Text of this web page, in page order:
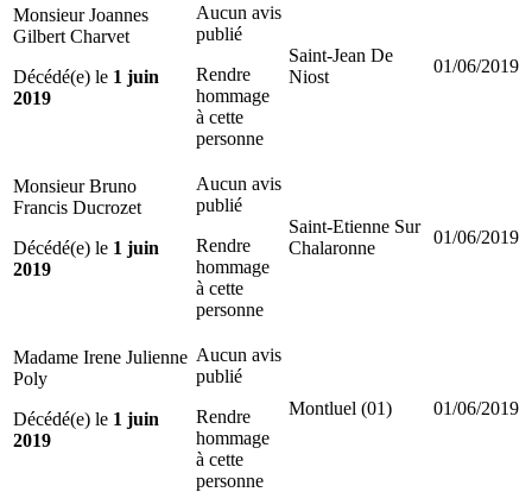
Monsieur Joannes
Gilbert Charvet
Décédé(e) le 1 juin
2019
Aucun avis
publié
Rendre
hommage
à cette
personne
Saint-Jean De
Niost
01/06/2019
Monsieur Bruno
Francis Ducrozet
Décédé(e) le 1 juin
2019
Aucun avis
publié
Rendre
hommage
à cette
personne
Saint-Etienne Sur
Chalaronne
01/06/2019
Madame Irene Julienne
Poly
Décédé(e) le 1 juin
2019
Aucun avis
publié
Rendre
hommage
à cette
personne
Montluel (01) 01/06/2019